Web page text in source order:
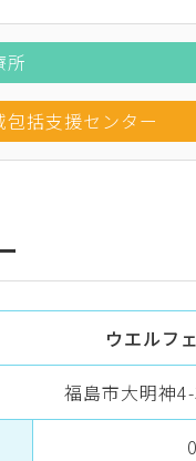
所
包括支援センター
ウエルフ
福島市大明神